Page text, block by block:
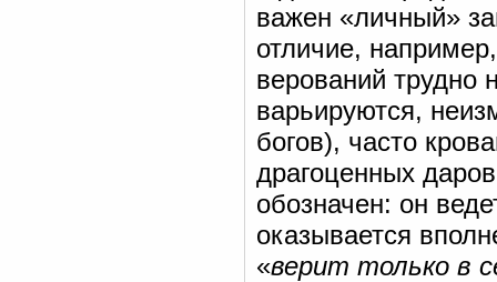
важен «личный»
отличие,
верований
варьируются,
богов), часто
драгоценных
обозначен: он
оказывается
«верит только в